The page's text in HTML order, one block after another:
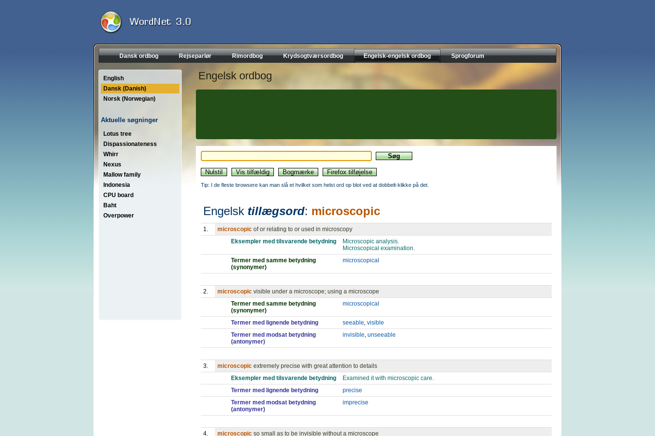
Dansk ordbog Rejseparlør Rimordbog Krydsogtværsordbog Engelsk-engelsk ordbog Sprogforum
English
Dansk (Danish)
Norsk (Norwegian)
Aktuelle søgninger
Lotus tree
Dispassionateness
Whirr
Nexus
Mallow family
Indonesia
CPU board
Baht
Overpower
Engelsk ordbog
Tip: I de fleste browsere kan man slå et hvilket som helst ord op blot ved at dobbelt-klikke på det.
Engelsk tillægsord: microscopic
1. microscopic of or relating to or used in microscopy
Eksempler med tilsvarende betydning
Microscopic analysis.
Microscopical examination.
Termer med samme betydning
(synonymer)
microscopical
2. microscopic visible under a microscope; using a microscope
Termer med samme betydning
(synonymer)
microscopical
Termer med lignende betydning seeable, visible
Termer med modsat betydning
(antonymer)
invisible, unseeable
3. microscopic extremely precise with great attention to details
Eksempler med tilsvarende betydning
Examined it with microscopic care.
Termer med lignende betydning
precise
Termer med modsat betydning
(antonymer)
imprecise
4. microscopic so small as to be invisible without a microscope